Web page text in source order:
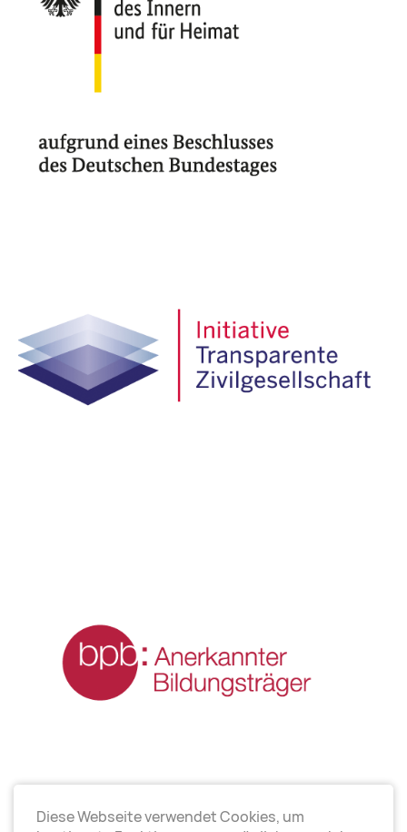
Diese Webseite verwendet Cookies, um